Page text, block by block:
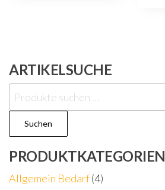
ARTIKELSUCHE
Suchen
nach:
Suchen
PRODUKTKATEGORIEN
Allgemein Bedarf(4)